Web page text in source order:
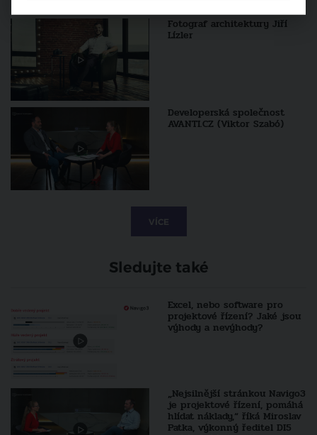
Fotograf architektury Jiří
Lízler
Developerská společnost
AVANTI.CZ (Viktor Szabó)
VÍCE
Sledujte také
Excel, nebo software pro
projektové řízení? Jaké jsou
výhody a nevýhody?
„Nejsilnější stránkou Navigo3
je projektové řízení, pomáhá
hlídat náklady,“ říká Miroslav
Patka, výkonný ředitel DI5